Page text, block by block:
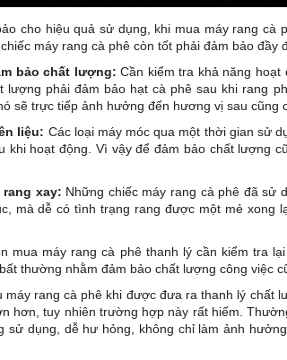
cho hiệu quả sử dụng, khi mua máy rang cà
máy rang cà phê còn tốt phải đảm bảo đầy
bảo chất lượng:Cần kiểm tra khả năng hoạt
lượng phải đảm bảo hạt cà phê sau khi rang
sẽ trực tiếp ảnh hưởng đến hương vị sau cũng
liệu: Các loại máy móc qua một thời gian sử
khi hoạt động. Vì vậy để đảm bảo chất lượng
xay: Những chiếc máy rang cà phê đã sử
mà dễ có tình trạng rang được một mẻ xong
mua máy rang cà phê thanh lý cần kiểm tra
thường nhằm đảm bảo chất lượng công việc
máy rang cà phê khi được đưa ra thanh lý chất
hơn, tuy nhiên trường hợp này rất hiếm.
sử dụng, dễ hư hỏng, không chỉ làm ảnh